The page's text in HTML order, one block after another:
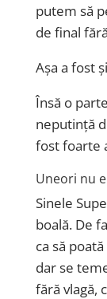
putem să
de final
Așa a fost
Însă o
neputință
fost foarte
Uneori nu
Sinele
boală. De
ca să
dar se
fără vlagă,